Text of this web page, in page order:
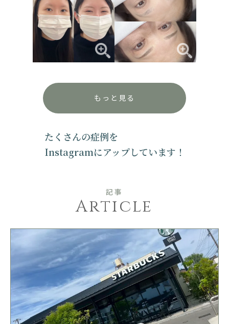
もっと見る
たくさんの症例を
Instagramにアップしています！
記事
Article